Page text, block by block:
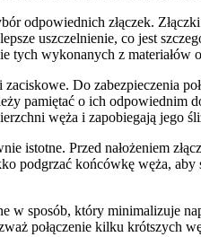
odpowiednich złączek.
uszczelnienie, co jest
tych wykonanych z materiałów
Do zabezpieczenia
pamiętać o ich odpowiednim
węża i zapobiegają jego
istotne. Przed nałożeniem
podgrzać końcówkę węża, aby
w sposób, który minimalizuje
połączenie kilku krótszych